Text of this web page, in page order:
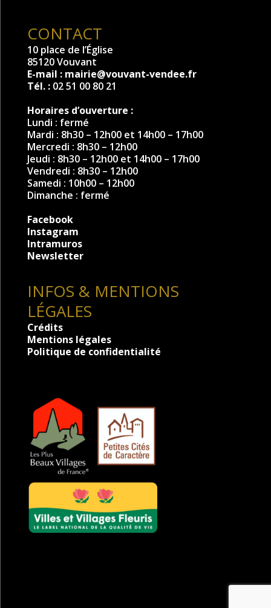
CONTACT
10 place de l’Église
85120 Vouvant
E-mail : mairie@vouvant-vendee.fr
Tél. : 02 51 00 80 21
Horaires d’ouverture :
Lundi : fermé
Mardi : 8h30 – 12h00 et 14h00 – 17h00
Mercredi : 8h30 – 12h00
Jeudi : 8h30 – 12h00 et 14h00 – 17h00
Vendredi : 8h30 – 12h00
Samedi : 10h00 – 12h00
Dimanche : fermé
Facebook
Instagram
Intramuros
Newsletter
INFOS & MENTIONS
LÉGALES
Crédits
Mentions légales
Politique de confidentialité